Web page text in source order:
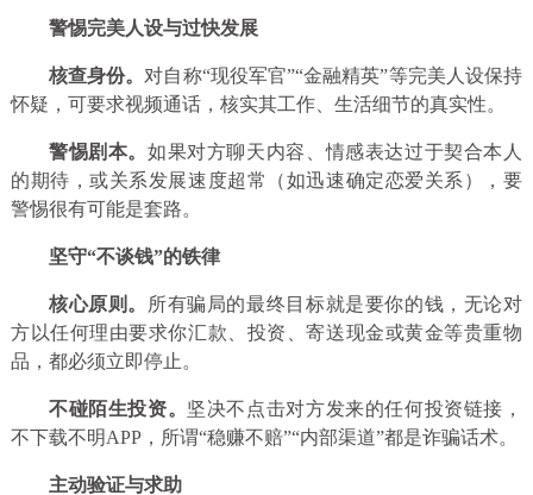
警惕完美人设与过快发展
核查身份。 对自称“现役军官”“金融精英”等完美人设保持
怀疑，可要求视频通话，核实其工作、生活细节的真实性。
警惕剧本。如果对方聊天内容、情感表达过于契合本人
的期待，或关系发展速度超常（如迅速确定恋爱关系），要
警惕很有可能是套路。
坚守“不谈钱”的铁律
核心原则。
所有骗局的最终目标就是要你的钱，无论对
方以任何理由要求你汇款、投资、寄送现金或黄金等贵重物
品，都必须立即停止。
不碰陌生投资。 坚决不点击对方发来的任何投资链接，
不下载不明APP，所谓“稳赚不赔”“内部渠道”都是诈骗话术。
主动验证与求助